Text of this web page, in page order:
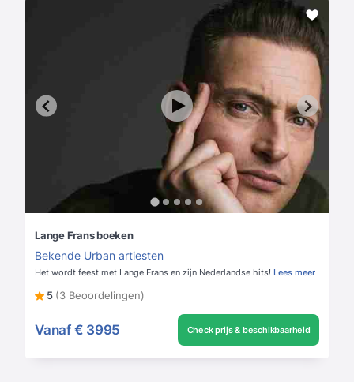
Lange Frans boeken
Bekende Urban artiesten
Het wordt feest met Lange Frans en zijn Nederlandse hits! Lees meer
5 (3 Beoordelingen)
Vanaf € 3995 Check prijs & beschikbaarheid